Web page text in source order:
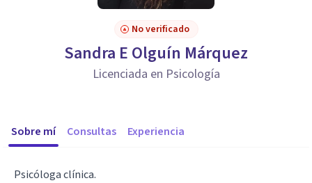
No verificado
Sandra E Olguín Márquez
Licenciada en Psicología
Sobre mí Consultas Experiencia
Psicóloga clínica.